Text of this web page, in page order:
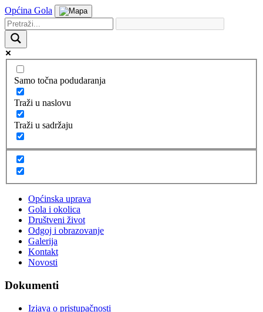
Općina Gola
Samo točna podudaranja
Traži u naslovu
Traži u sadržaju
Općinska uprava
Gola i okolica
Društveni život
Odgoj i obrazovanje
Galerija
Kontakt
Novosti
Dokumenti
Izjava o pristupačnosti